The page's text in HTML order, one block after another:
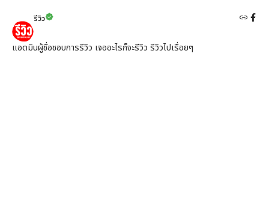
รีวิว
แอดมินผู้ชื่อชอบการรีวิว เจออะไรก็จะรีวิว รีวิวไปเรื่อยๆ